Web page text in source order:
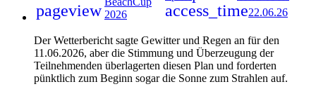
pageview 2026
access_time22.06.26
Der Wetterbericht sagte Gewitter und Regen an für den
11.06.2026, aber die Stimmung und Überzeugung der
Teilnehmenden überlagerten diesen Plan und forderten
pünktlich zum Beginn sogar die Sonne zum Strahlen auf.